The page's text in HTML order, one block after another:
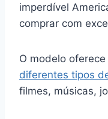
imperdível
comprar com
O modelo
diferentes tipos
filmes, músicas,